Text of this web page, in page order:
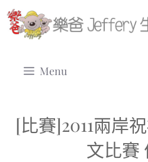
跳
至
Menu
[比賽]2011兩岸
文比賽